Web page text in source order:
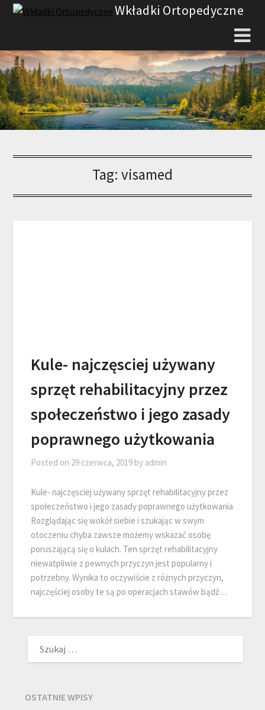
Skip
Wkładki Ortopedyczne
Tag: visamed
Kule- najczęsciej używany
sprzęt rehabilitacyjny przez
społeczeństwo i jego zasady
poprawnego użytkowania
Posted on 29 czerwca, 2019 by admin
Kule- najczęsciej używany sprzęt rehabilitacyjny przez
społeczeństwo i jego zasady poprawnego użytkowania
Rozglądając się wokół siebie i szukając w swym
otoczeniu chyba zawsze możemy wskazać osobę
poruszającą się o kulach. Ten sprzęt rehabilitacyjny
niewatpliwie z pewnych przyczyn jest popularny i
potrzebny. Wynika to oczywiście z różnych przyczyn,
najczęściej osoby te są po operacjach stawów bądź…
OSTATNIE WPISY